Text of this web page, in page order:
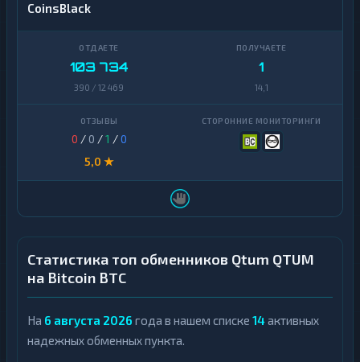
CoinsBlack
103 734
390 / 12 469
1
14,1
0 / 0 /1 /0
5,0 ★
Статистика топ обменников Qtum QTUM
на Bitcoin BTC
На 6 августа 2026 года в нашем списке 14активных
надежных обменных пункта.